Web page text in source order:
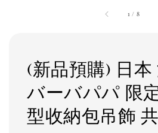
1 / 8
(新品預購) 日本
バーバパパ 限
型收納包吊飾